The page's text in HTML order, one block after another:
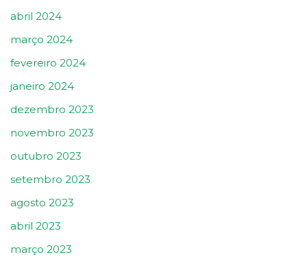
abril 2024
março 2024
fevereiro 2024
janeiro 2024
dezembro 2023
novembro 2023
outubro 2023
setembro 2023
agosto 2023
abril 2023
março 2023